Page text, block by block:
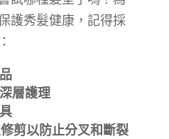
護秀髮健康，記得採
層護理
剪以防止分叉和斷裂